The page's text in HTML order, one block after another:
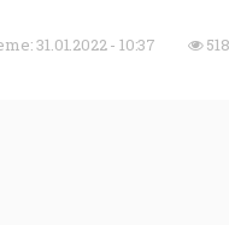
31.01.2022 - 10:37